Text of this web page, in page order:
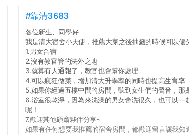
#靠清3683
各位新生、同學好
我是清大宿舍小天使，推薦大家之後抽籤的時候可以優
1.男女合宿
2.沒有教官管的法外之地
3.就算有人通報了，教官也會幫你處理
4.可以瘋狂做菜，增加清大升學率的同時也提高生育率
5.如果你經過五樓中間的房間，聽到女生們的聲音，那
6.浴室很乾淨，因為來洗澡的男女會洗很久，也可以一
呢！
7.歡迎其他碩齋夥伴分享~
如果有任何想要我推薦的宿舍房間，都歡迎留言讓我知